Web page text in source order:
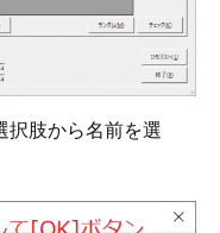
択肢から名前を選